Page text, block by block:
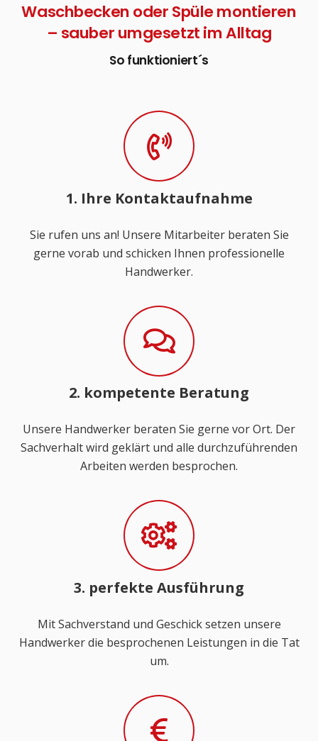
Waschbecken oder Spüle montieren
– sauber umgesetzt im Alltag
So funktioniert´s
1. Ihre Kontaktaufnahme
Sie rufen uns an! Unsere Mitarbeiter beraten Sie
gerne vorab und schicken Ihnen professionelle
Handwerker.
2. kompetente Beratung
Unsere Handwerker beraten Sie gerne vor Ort. Der
Sachverhalt wird geklärt und alle durchzuführenden
Arbeiten werden besprochen.
3. perfekte Ausführung
Mit Sachverstand und Geschick setzen unsere
Handwerker die besprochenen Leistungen in die Tat
um.